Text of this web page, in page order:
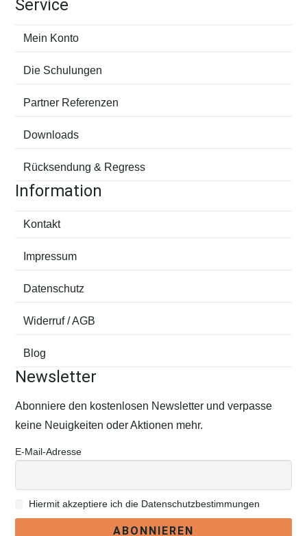
Service
Mein Konto
Die Schulungen
Partner Referenzen
Downloads
Rücksendung & Regress
Information
Kontakt
Impressum
Datenschutz
Widerruf / AGB
Blog
Newsletter
Abonniere den kostenlosen Newsletter und verpasse
keine Neuigkeiten oder Aktionen mehr.
E-Mail-Adresse
Hiermit akzeptiere ich die Datenschutzbestimmungen